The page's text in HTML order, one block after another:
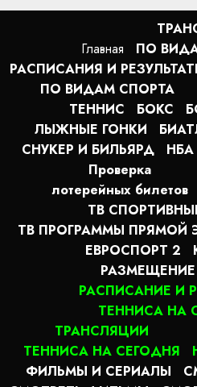
16:45
Главная
ПО
РАСПИСАНИЯ И
ПО ВИДАМ СПОРТА
ТЕННИС
БОКС
ЛЫЖНЫЕ ГОНКИ
СНУКЕР И БИЛЬЯРД
НБА
Проверка
лотерейных билетов
ТВ
ТВ ПРОГРАММЫ ПРЯМОЙ
ЕВРОСПОРТ 2
РАЗМЕЩЕНИЕ
РАСПИСАНИЕ И
ТЕННИСА НА
ТРАНСЛЯЦИИ
ТЕННИСА НА СЕГОДНЯ
ФИЛЬМЫ И СЕРИАЛЫ